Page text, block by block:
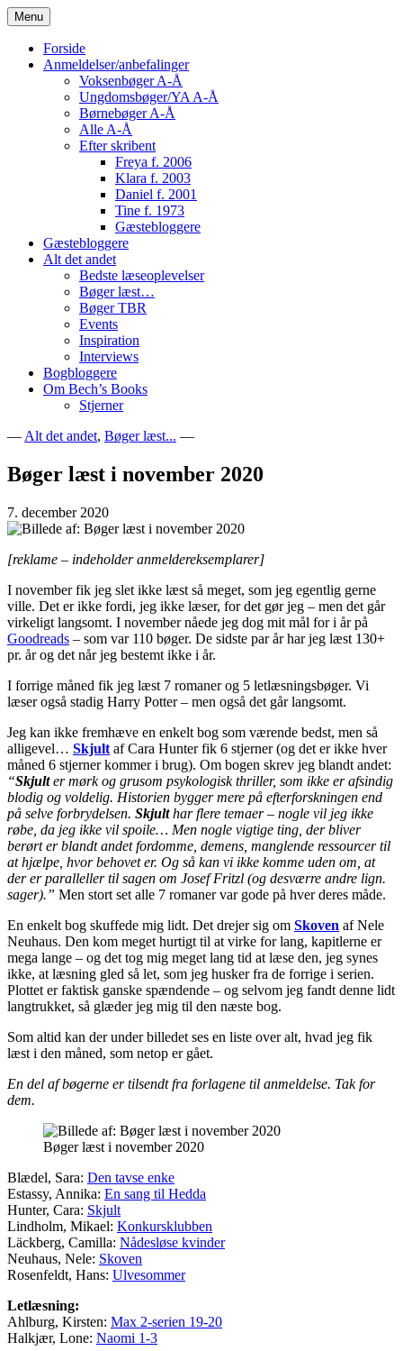
Skip
to
content
Menu
Forside
Anmeldelser/anbefalinger
Voksenbøger A-Å
Ungdomsbøger/YA A-Å
Børnebøger A-Å
Alle A-Å
Efter skribent
Freya f. 2006
Klara f. 2003
Daniel f. 2001
Tine f. 1973
Gæstebloggere
Gæstebloggere
Alt det andet
Bedste læseoplevelser
Bøger læst…
Bøger TBR
Events
Inspiration
Interviews
Bogbloggere
Om Bech’s Books
Stjerner
Bech's Books
— Alt det andet, Bøger læst... —
Bøger læst i november 2020
7. december 2020
[reklame – indeholder anmeldereksemplarer]
I november fik jeg slet ikke læst så meget, som jeg egentlig gerne
ville. Det er ikke fordi, jeg ikke læser, for det gør jeg – men det går
virkeligt langsomt. I november nåede jeg dog mit mål for i år på
Goodreads – som var 110 bøger. De sidste par år har jeg læst 130+
pr. år og det når jeg bestemt ikke i år.
I forrige måned fik jeg læst 7 romaner og 5 letlæsningsbøger. Vi
læser også stadig Harry Potter – men også det går langsomt.
Jeg kan ikke fremhæve en enkelt bog som værende bedst, men så
alligevel… Skjult af Cara Hunter fik 6 stjerner (og det er ikke hver
måned 6 stjerner kommer i brug). Om bogen skrev jeg blandt andet:
“Skjulter mørk og grusom psykologisk thriller, som ikke er afsindig
blodig og voldelig. Historien bygger mere på efterforskningen end
på selve forbrydelsen. Skjulthar flere temaer – nogle vil jeg ikke
røbe, da jeg ikke vil spoile… Men nogle vigtige ting, der bliver
berørt er blandt andet fordomme, demens, manglende ressourcer til
at hjælpe, hvor behovet er. Og så kan vi ikke komme uden om, at
der er paralleller til sagen om Josef Fritzl (og desværre andre lign.
sager).” Men stort set alle 7 romaner var gode på hver deres måde.
En enkelt bog skuffede mig lidt. Det drejer sig om Skoven af Nele
Neuhaus. Den kom meget hurtigt til at virke for lang, kapitlerne er
mega lange – og det tog mig meget lang tid at læse den, jeg synes
ikke, at læsning gled så let, som jeg husker fra de forrige i serien.
Plottet er faktisk ganske spændende – og selvom jeg fandt denne lidt
langtrukket, så glæder jeg mig til den næste bog.
Som altid kan der under billedet ses en liste over alt, hvad jeg fik
læst i den måned, som netop er gået.
En del af bøgerne er tilsendt fra forlagene til anmeldelse. Tak for
dem.
Bøger læst i november 2020
Blædel, Sara: Den tavse enke
Estassy, Annika: En sang til Hedda
Hunter, Cara: Skjult
Lindholm, Mikael: Konkursklubben
Läckberg, Camilla: Nådesløse kvinder
Neuhaus, Nele: Skoven
Rosenfeldt, Hans: Ulvesommer
Letlæsning:
Ahlburg, Kirsten: Max 2-serien 19-20
Halkjær, Lone: Naomi 1-3